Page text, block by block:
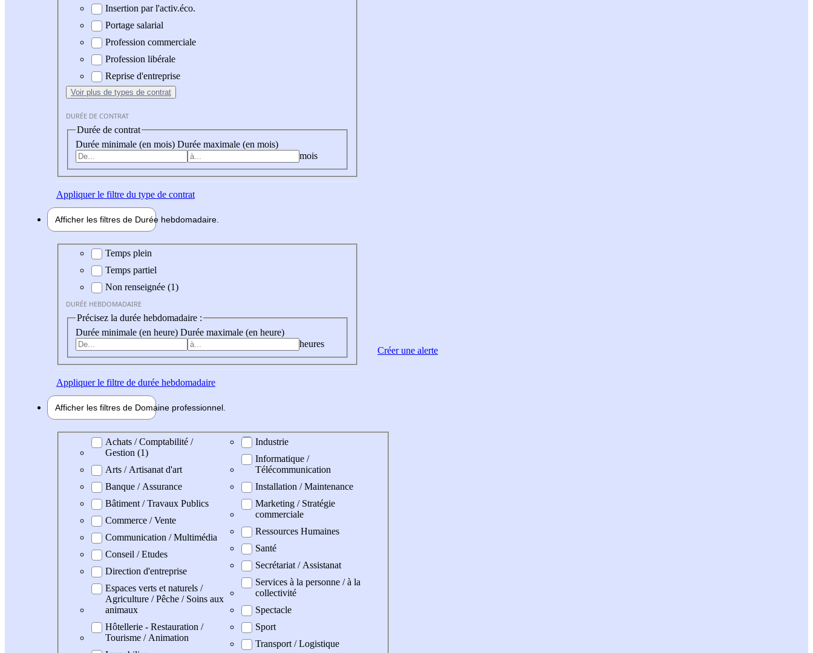
Insertion par l'activ.éco.
Portage salarial
Profession commerciale
Profession libérale
Reprise d'entreprise
Voir plus de types de contrat
DURÉE DE CONTRAT
Durée de contrat
Durée minimale (en mois) Durée maximale (en mois)
mois
Appliquerle filtre du type de contrat
Afficher les filtres de Durée hebdomadaire
Durée hebdomadaire
Temps plein
Temps partiel
Non renseignée (1)
DURÉE HEBDOMADAIRE
Précisez la durée hebdomadaire :
Durée minimale (en heure) Durée maximale (en heure)
heures
Appliquerle filtre de durée hebdomadaire
Afficher les filtres de Domaine professionnel
Domaine professionel
Achats / Comptabilité /
Gestion (1)
Arts / Artisanat d'art
Banque / Assurance
Bâtiment / Travaux Publics
Commerce / Vente
Communication / Multimédia
Conseil / Etudes
Direction d'entreprise
Espaces verts et naturels /
Agriculture / Pêche / Soins aux
animaux
Hôtellerie - Restauration /
Tourisme / Animation
Industrie
Informatique /
Télécommunication
Installation / Maintenance
Marketing / Stratégie
commerciale
Ressources Humaines
Santé
Secrétariat / Assistanat
Services à la personne / à la
collectivité
Spectacle
Sport
Transport / Logistique
Créer une alerte